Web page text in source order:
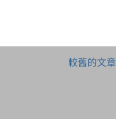
較舊的文章